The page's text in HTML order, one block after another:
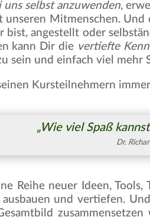
uns selbst anzuwenden,
Mitmenschen. Und
angestellt oder
kann Dir die vertiefte
sein und einfach viel mehr
Kursteilnehmern
„Wie viel Spaß
Dr.
Reihe neuer Ideen,
und vertiefen.